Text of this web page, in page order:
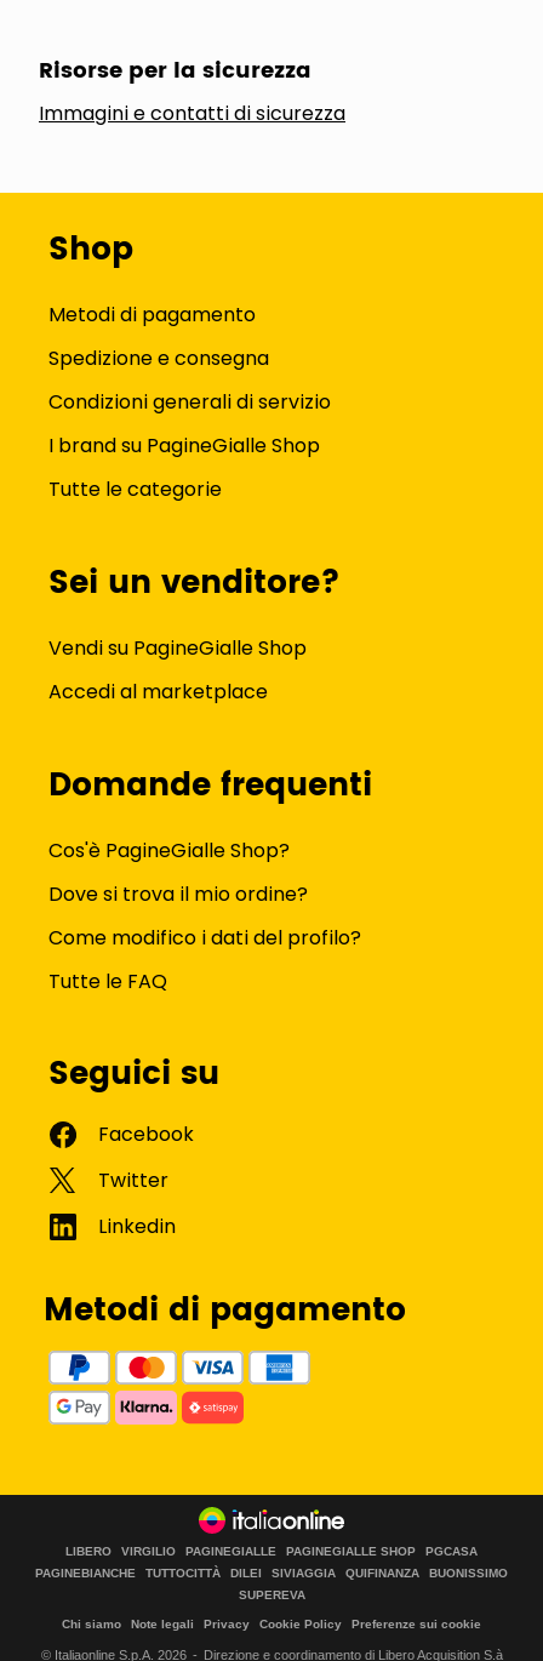
Risorse per la sicurezza
Immagini e contatti di sicurezza
Shop
Metodi di pagamento
Spedizione e consegna
Condizioni generali di servizio
I brand su PagineGialle Shop
Tutte le categorie
Sei un venditore?
Vendi su PagineGialle Shop
Accedi al marketplace
Domande frequenti
Cos'è PagineGialle Shop?
Dove si trova il mio ordine?
Come modifico i dati del profilo?
Tutte le FAQ
Seguici su
Metodi di pagamento
LIBERO VIRGILIO PAGINEGIALLE PAGINEGIALLE SHOP
PGCASA
PAGINEBIANCHE
TUTTOCITTÀ DILEI SIVIAGGIA QUIFINANZA
BUONISSIMO
SUPEREVA
Chi siamo Note legali Privacy Cookie Policy Preferenze sui cookie
© Italiaonline S.p.A. 2026 Direzione e coordinamento di Libero Acquisition S.à